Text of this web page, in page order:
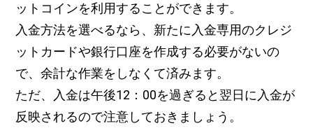
ットコインを利用することができます。
入金方法を選べるなら、新たに入金専用のクレジ
ットカードや銀行口座を作成する必要がないの
で、余計な作業をしなくて済みます。
ただ、入金は午後12：00を過ぎると翌日に入金が
反映されるので注意しておきましょう。